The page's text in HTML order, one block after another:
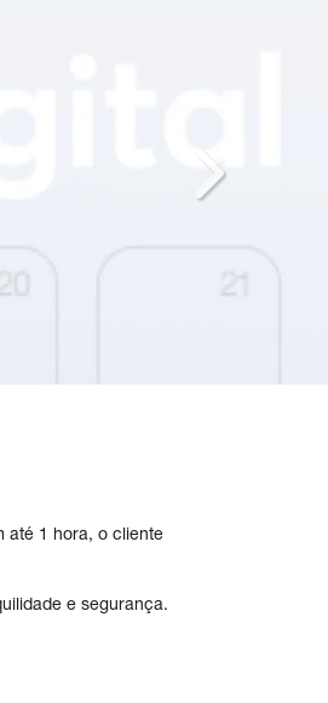
até 1 hora, o cliente
e segurança.